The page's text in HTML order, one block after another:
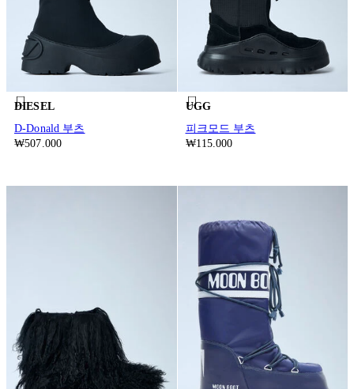
DIESEL
D-Donald 부츠
₩507.000
UGG
피크모드 부츠
₩115.000